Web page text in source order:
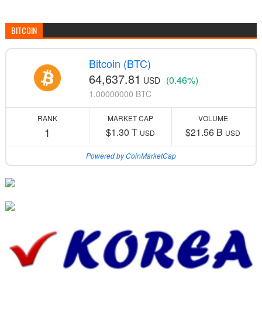
BITCOIN
Bitcoin (BTC)
64,637.81 USD (0.46%)
1.00000000 BTC
RANK
1
MARKET CAP
$1.30 T USD
VOLUME
$21.56 B USD
Powered by CoinMarketCap